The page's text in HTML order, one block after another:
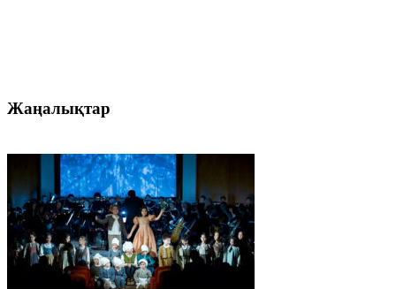
Жаңалықтар